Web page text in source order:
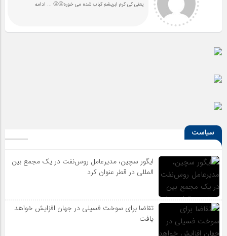
یعنی کی کرم ابریشم کباب شده می خوره🤢🤢 ... ادامه
سیاست
ایگور سچین، مدیرعامل روس‌نفت در یک مجمع بین
المللی در قطر عنوان کرد
تقاضا برای سوخت فسیلی در جهان افزایش خواهد
یافت